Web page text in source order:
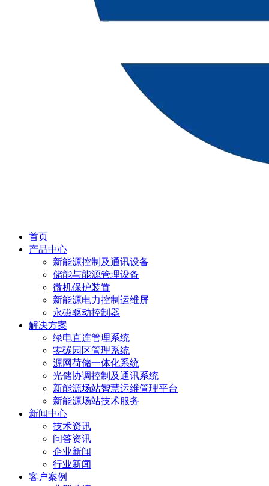
首页
产品中心
新能源控制及通讯设备
储能与能源管理设备
微机保护装置
新能源电力控制运维屏
永磁驱动控制器
解决方案
绿电直连管理系统
零碳园区管理系统
源网荷储一体化系统
光储协调控制及通讯系统
新能源场站智慧运维管理平台
新能源场站技术服务
新闻中心
技术资讯
问答资讯
企业新闻
行业新闻
客户案例